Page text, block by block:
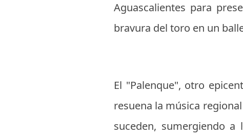
Aguascalientes para
bravura del toro en un
El "Palenque", otro
resuena la música
suceden, sumergiendo